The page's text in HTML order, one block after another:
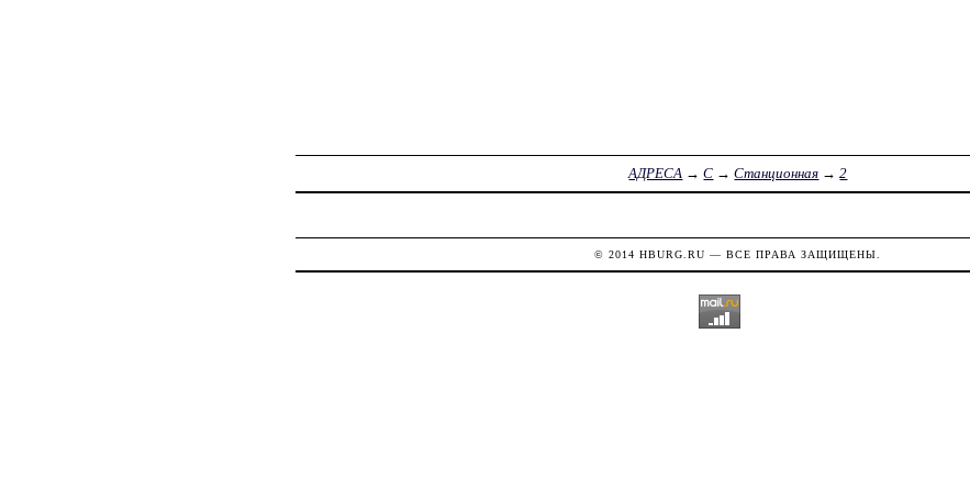
АДРЕСА →С →Станционная →2
© 2014HBURG.RU — ВСЕ ПРАВА ЗАЩИЩЕНЫ.